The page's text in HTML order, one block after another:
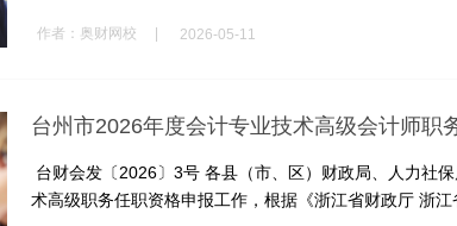
作者： 奥财网校 | 2026-05-11
台财会发〔2026〕3号 各县（市、区）财政局、人力社
术高级职务任职资格申报工作，根据《浙江省财政厅 浙江